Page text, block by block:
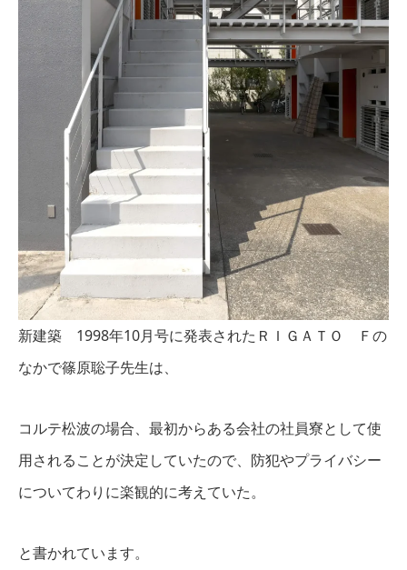
新建築 1998年10月号に発表されたＲＩＧＡＴＯ Ｆの
なかで篠原聡子先生は、
コルテ松波の場合、最初からある会社の社員寮として使
用されることが決定していたので、防犯やプライバシー
についてわりに楽観的に考えていた。
と書かれています。